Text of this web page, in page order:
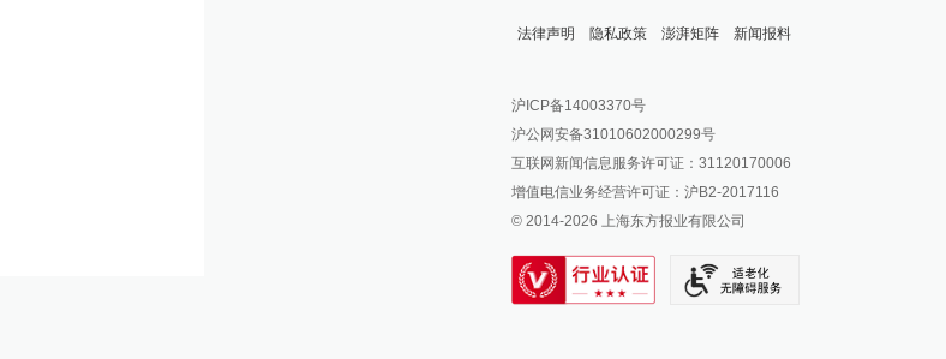
扮的窃贼于日前落网，一个多月
法律声明 隐私政策 澎湃矩阵
澎湃新闻公众号
澎湃新闻抖音号
派生万物开放平台
IP SHANGHAI
SIXTH TONE
新闻报料
报料邮箱: news@thepaper.cn
沪ICP备14003370号
沪公网安备31010602000299号
互联网新闻信息服务许可证：31120170006
增值电信业务经营许可证：沪B2-2017116
© 2014-2026 上海东方报业有限公司